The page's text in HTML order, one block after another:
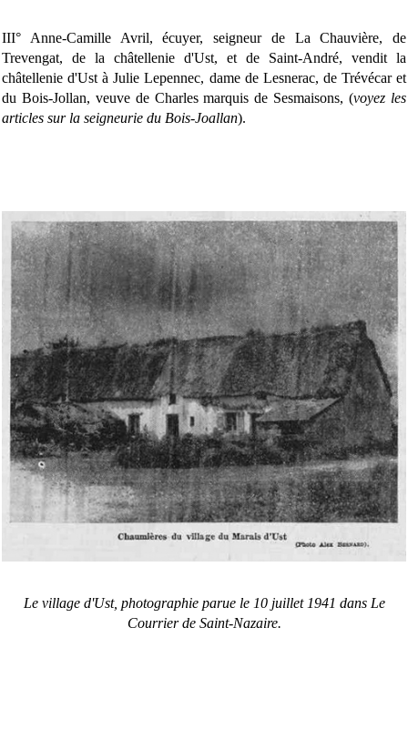
III° Anne-Camille Avril, écuyer, seigneur de La Chauvière, de
Trevengat, de la châtellenie d'Ust, et de Saint-André, vendit la
châtellenie d'Ust à Julie Lepennec, dame de Lesnerac, de Trévécar et
du Bois-Jollan, veuve de Charles marquis de Sesmaisons, (voyez les
articles sur la seigneurie du Bois-Joallan).
Le village d'Ust, photographie parue le 10 juillet 1941 dans Le
Courrier de Saint-Nazaire.